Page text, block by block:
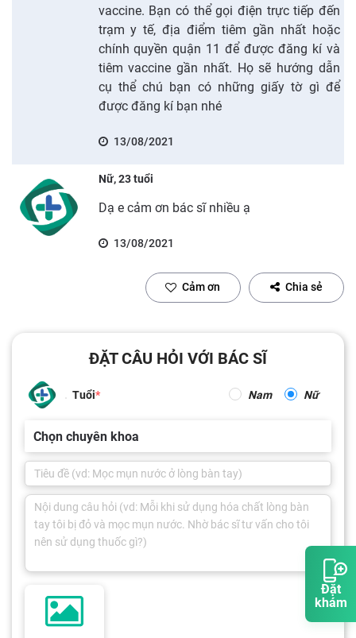
Đặt
khám
vaccine. Bạn có thể gọi điện trực tiếp đến
trạm y tế, địa điểm tiêm gần nhất hoặc
chính quyền quận 11 để được đăng kí và
tiêm vaccine gần nhất. Họ sẽ hướng dẫn
cụ thể chú bạn có những giấy tờ gì để
được đăng kí bạn nhé
13/08/2021
Nữ, 23 tuổi
Dạ e cảm ơn bác sĩ nhiều ạ
13/08/2021
Cảm ơn Chia sẻ
ĐẶT CÂU HỎI VỚI BÁC SĨ
Tuổi Nam Nữ
Chọn chuyên khoa